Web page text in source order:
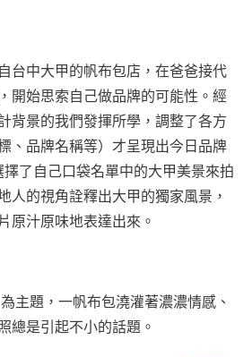
台中大甲的帆布包店，在爸爸接代
開始思索自己做品牌的可能性。經
背景的我們發揮所學，調整了各方
、品牌名稱等）才呈現出今日品牌
了自己口袋名單中的大甲美景來拍
人的視角詮釋出大甲的獨家風景，
原汁原味地表達出來。
主題，一帆布包澆灌著濃濃情感、
總是引起不小的話題。